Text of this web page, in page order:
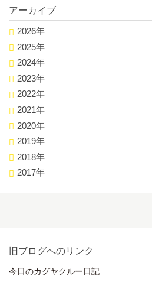
アーカイブ
2026年
2025年
2024年
2023年
2022年
2021年
2020年
2019年
2018年
2017年
旧ブログへのリンク
今日のカグヤクルー日記